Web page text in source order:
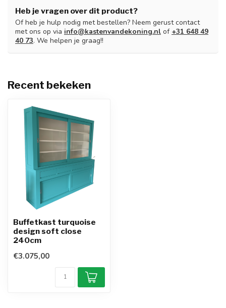
Heb je vragen over dit product?
Of heb je hulp nodig met bestellen? Neem gerust contact
met ons op via info@kastenvandekoning.nl of +31 648 49
40 73. We helpen je graag!!
Recent bekeken
Buffetkast turquoise
design soft close
240cm
€3.075,00